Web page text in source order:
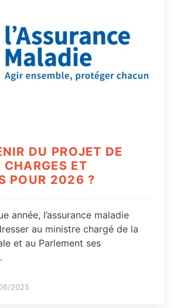
DU PROJET DE
CHARGES ET
POUR 2026 ?
année, l’assurance maladie
au ministre chargé de la
et au Parlement ses
2025